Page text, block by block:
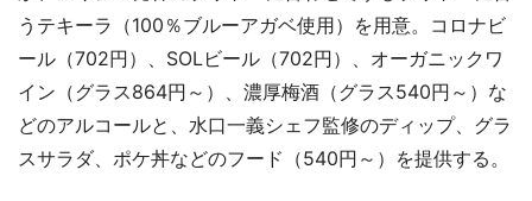
うテキーラ（100％ブルーアガベ使用）を用意。コロナビ
ール（702円）、SOLビール（702円）、オーガニックワ
イン（グラス864円～）、濃厚梅酒（グラス540円～）な
どのアルコールと、水口一義シェフ監修のディップ、グラ
スサラダ、ポケ丼などのフード（540円～）を提供する。